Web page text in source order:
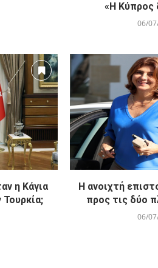
«Η Κύπρος
06/
η Κάγια
Τουρκία;
Η ανοιχτή
προς τις δύο
06/